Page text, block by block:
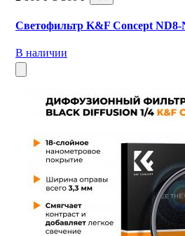
Светофильтр K&F Concept ND8-
В наличии